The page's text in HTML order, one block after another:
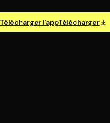
Télécharger l'appTélécharger